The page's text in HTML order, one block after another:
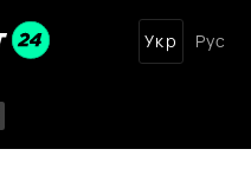
Укр Рус